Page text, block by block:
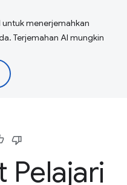
menerjemahkan
Terjemahan AI mungkin
Pelajari